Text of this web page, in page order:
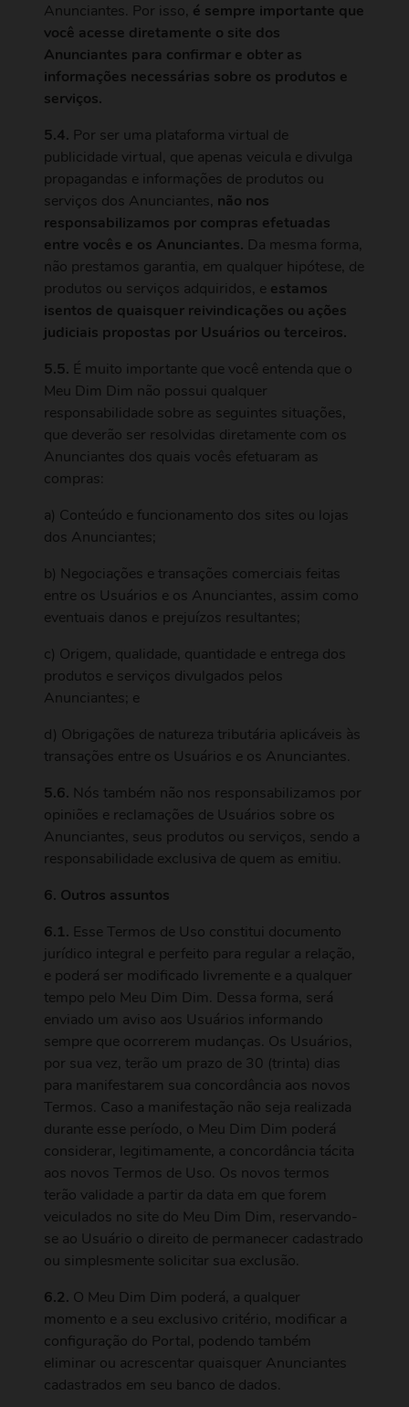
Anunciantes. Por isso, é sempre importante que
você acesse diretamente o site dos
Anunciantes para confirmar e obter as
informações necessárias sobre os produtos e
serviços.
5.4. Por ser uma plataforma virtual de
publicidade virtual, que apenas veicula e divulga
propagandas e informações de produtos ou
serviços dos Anunciantes, não nos
responsabilizamos por compras efetuadas
entre vocês e os Anunciantes. Da mesma forma,
não prestamos garantia, em qualquer hipótese, de
produtos ou serviços adquiridos, e estamos
isentos de quaisquer reivindicações ou ações
judiciais propostas por Usuários ou terceiros.
5.5. É muito importante que você entenda que o
Meu Dim Dim não possui qualquer
responsabilidade sobre as seguintes situações,
que deverão ser resolvidas diretamente com os
Anunciantes dos quais vocês efetuaram as
compras:
a) Conteúdo e funcionamento dos sites ou lojas
dos Anunciantes;
b) Negociações e transações comerciais feitas
entre os Usuários e os Anunciantes, assim como
eventuais danos e prejuízos resultantes;
c) Origem, qualidade, quantidade e entrega dos
produtos e serviços divulgados pelos
Anunciantes; e
d) Obrigações de natureza tributária aplicáveis às
transações entre os Usuários e os Anunciantes.
5.6. Nós também não nos responsabilizamos por
opiniões e reclamações de Usuários sobre os
Anunciantes, seus produtos ou serviços, sendo a
responsabilidade exclusiva de quem as emitiu.
6. Outros assuntos
6.1. Esse Termos de Uso constitui documento
jurídico integral e perfeito para regular a relação,
e poderá ser modificado livremente e a qualquer
tempo pelo Meu Dim Dim. Dessa forma, será
enviado um aviso aos Usuários informando
sempre que ocorrerem mudanças. Os Usuários,
por sua vez, terão um prazo de 30 (trinta) dias
para manifestarem sua concordância aos novos
Termos. Caso a manifestação não seja realizada
durante esse período, o Meu Dim Dim poderá
considerar, legitimamente, a concordância tácita
aos novos Termos de Uso. Os novos termos
terão validade a partir da data em que forem
veiculados no site do Meu Dim Dim, reservando-
se ao Usuário o direito de permanecer cadastrado
ou simplesmente solicitar sua exclusão.
6.2. O Meu Dim Dim poderá, a qualquer
momento e a seu exclusivo critério, modificar a
configuração do Portal, podendo também
eliminar ou acrescentar quaisquer Anunciantes
cadastrados em seu banco de dados.